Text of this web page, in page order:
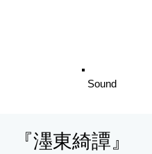
Sound
『濹東綺譚』